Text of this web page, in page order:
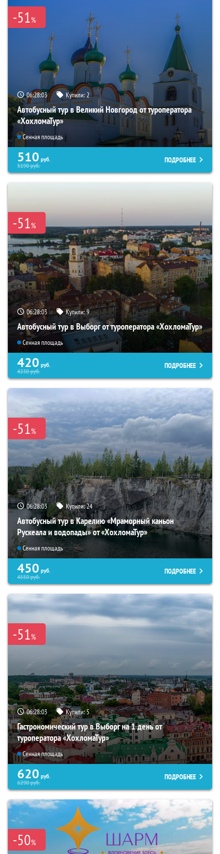
-51%
06:28:02 Купили:2
Автобусный тур в Великий Новгород от туроператора
«ХохломаТур»
Сенная площадь
510 руб.
5190руб.
ПОДРОБНЕЕ
-51%
06:28:02 Купили:9
Автобусный тур в Выборг от туроператора «ХохломаТур»
Сенная площадь
420 руб.
4230руб.
ПОДРОБНЕЕ
-51%
06:28:02 Купили:24
Автобусный тур в Карелию «Мраморный каньон
Рускеала и водопады» от «ХохломаТур»
Сенная площадь
450 руб.
4550руб.
ПОДРОБНЕЕ
-51%
06:28:02 Купили:5
Гастрономический тур в Выборг на 1 день от
туроператора «ХохломаТур»
Сенная площадь
620 руб.
6290руб.
ПОДРОБНЕЕ
-50%